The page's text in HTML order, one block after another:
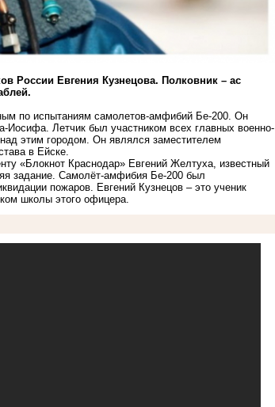
России Евгения Кузнецова. Полковник – ас
по испытаниям самолетов-амфибий Бе-200. Он
Иосифа. Летчик был участником всех главных военно-
этим городом. Он являлся заместителем
в Ейске.
«Блокнот Краснодар» Евгений Желтуха, известный
задание. Самолёт-амфибия Бе-200 был
пожаров. Евгений Кузнецов – это ученик
школы этого офицера.